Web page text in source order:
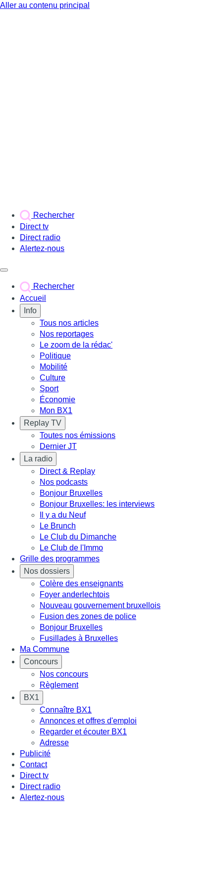
Aller au contenu principal
Rechercher
Direct tv
Direct radio
Alertez-nous
Rechercher
Accueil
Info
Tous nos articles
Nos reportages
Le zoom de la rédac'
Politique
Mobilité
Culture
Sport
Économie
Mon BX1
Replay TV
Toutes nos émissions
Dernier JT
La radio
Direct & Replay
Nos podcasts
Bonjour Bruxelles
Bonjour Bruxelles: les interviews
Il y a du Neuf
Le Brunch
Le Club du Dimanche
Le Club de l'Immo
Grille des programmes
Nos dossiers
Colère des enseignants
Foyer anderlechtois
Nouveau gouvernement bruxellois
Fusion des zones de police
Bonjour Bruxelles
Fusillades à Bruxelles
Ma Commune
Concours
Nos concours
Règlement
BX1
Connaître BX1
Annonces et offres d'emploi
Regarder et écouter BX1
Adresse
Publicité
Contact
Direct tv
Direct radio
Alertez-nous